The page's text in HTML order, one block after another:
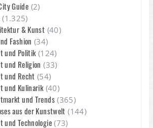
Guide (2)
(1.325)
& Kunst (40)
Fashion (34)
und Politik(124)
und Religion (33)
und Recht (54)
und Kulinarik(40)
und Trends(365)
aus der Kunstwelt (144)
und Technologie(73)